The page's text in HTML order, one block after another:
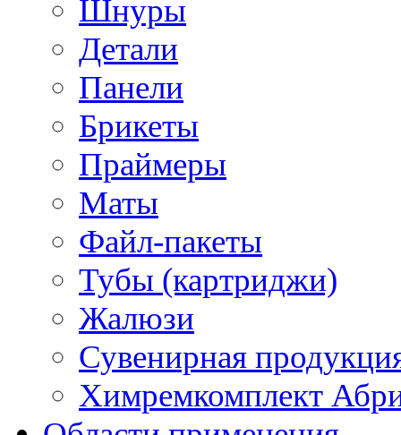
Шнуры
Детали
Панели
Брикеты
Праймеры
Маты
Файл-пакеты
Тубы (картриджи)
Жалюзи
Сувенирная
Химремкомплект